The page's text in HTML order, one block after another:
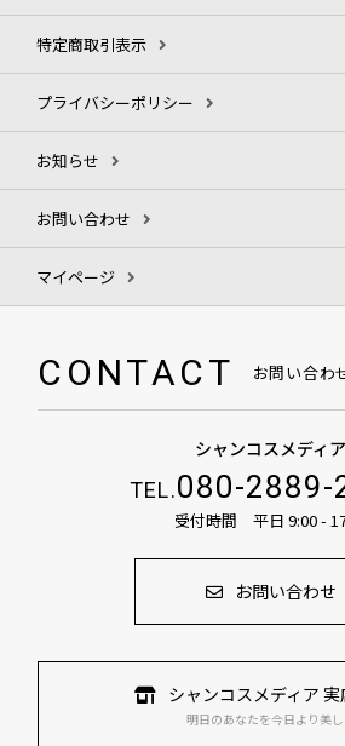
特定商取引表示
プライバシーポリシー
お知らせ
お問い合わせ
マイページ
CONTACT お問い合わ
シャンコスメディア
TEL.080-2889-
受付時間 平日 9:00 -
お問い合わせ
シャンコスメディア
明日のあなたを今日より美し